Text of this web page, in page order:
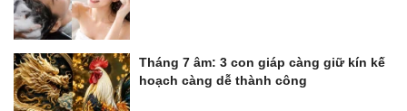
Tháng 7 âm: 3 con giáp càng giữ kín kế
hoạch càng dễ thành công